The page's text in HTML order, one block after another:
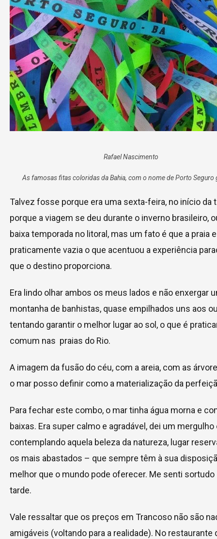
Rafael Nascimento
As famosas fitas coloridas da Bahia, com o nome de Porto Seguro
Talvez fosse porque era uma sexta-feira, no início da
porque a viagem se deu durante o inverno brasileiro,
baixa temporada no litoral, mas um fato é que a praia
praticamente vazia o que acentuou a experiência
que o destino proporciona.
Era lindo olhar ambos os meus lados e não enxergar
montanha de banhistas, quase empilhados uns aos
tentando garantir o melhor lugar ao sol, o que é
comum nas praias do Rio.
A imagem da fusão do céu, com a areia, com as
o mar posso definir como a materialização da
Para fechar este combo, o mar tinha água morna e
baixas. Era super calmo e agradável, dei um mergulho
contemplando aquela beleza da natureza, lugar
os mais abastados – que sempre têm à sua
melhor que o mundo pode oferecer. Me senti sortudo
tarde.
Vale ressaltar que os preços em Trancoso não são
amigáveis (voltando para a realidade). No restaurante